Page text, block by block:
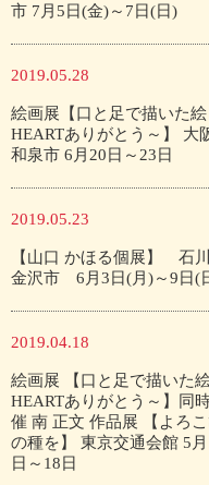
市 7月5日(金)～7日(日)
2019.05.28
絵画展【口と足で描いた絵
HEARTありがとう～】 大
和泉市 6月20日～23日
2019.05.23
【山口 かほる個展】 石
金沢市 6月3日(月)～9日(
2019.04.18
絵画展 【口と足で描いた
HEARTありがとう～】同
催 南 正文 作品展 【よろ
の種を】 東京交通会館 5
日～18日